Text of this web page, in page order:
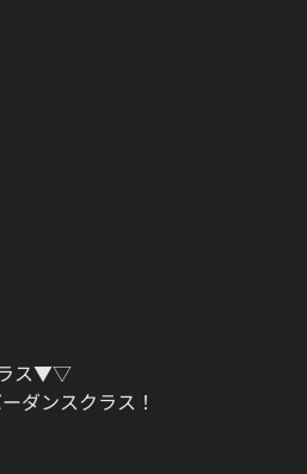
ス▼▽
ダンスクラス！